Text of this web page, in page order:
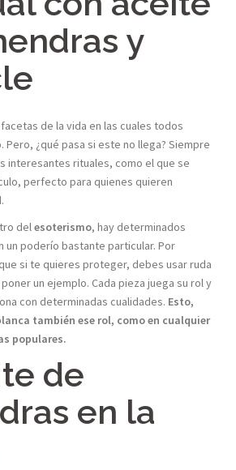
y
de la vida en las cuales todos
Pero, ¿qué pasa si este no llega? Siempre
interesantes rituales, como el que se
perfecto para quienes quieren
delesoterismo, hay determinados
un poderío bastante particular. Por
si te quieres proteger, debes usar ruda
un ejemplo. Cada pieza juega su rol y
con determinadas cualidades. Esto,
también ese rol, como en cualquier
populares.
de
en la